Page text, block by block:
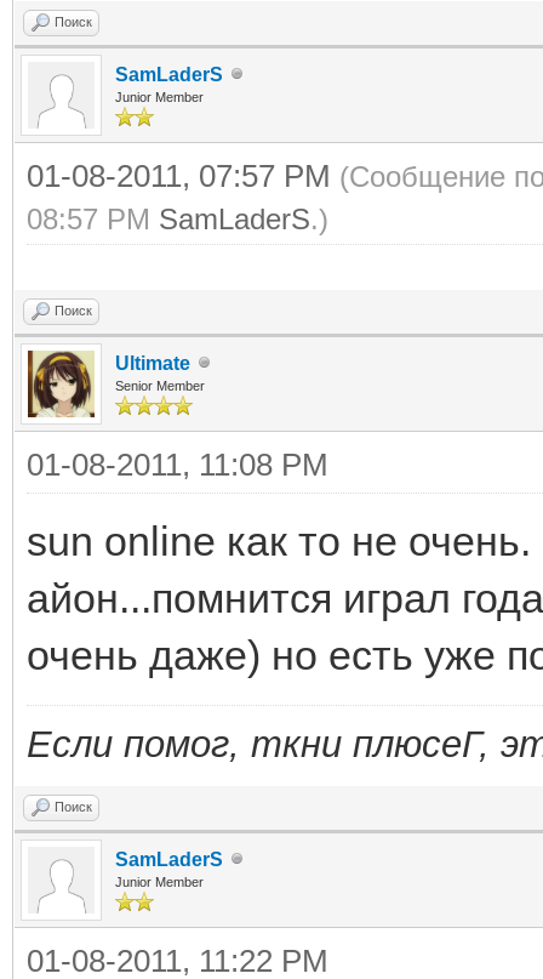
Поиск
SamLaderS
Junior Member
01-08-2011, 07:57 PM (Сообщение
08:57 PM SamLaderS.)
Поиск
Ultimate
Senior Member
01-08-2011, 11:08 PM
sun online как то не
айон...помнится играл
очень даже) но есть уже
Если помог, ткни плюсеГ,
Поиск
SamLaderS
Junior Member
01-08-2011, 11:22 PM